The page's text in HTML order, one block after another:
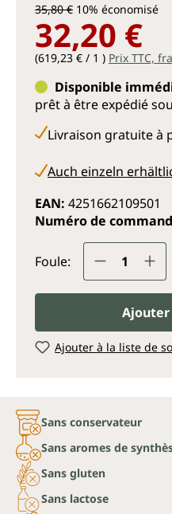
35,80 € 10% économisé
32,20 €
(619,23 € / 1 ) Prix TTC,
Disponible
prêt à être expédié
Livraison gratuite à
Auch einzeln
EAN: 4251662109501
Numéro de
Foule: Quantité
Ajouter à la liste de
Sans conservateur
Sans aromes de
Sans gluten
Sans lactose